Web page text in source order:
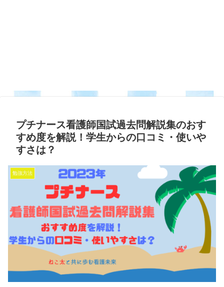
プチナース看護師国試過去問解説集のおす
すめ度を解説！学生からの口コミ・使いや
すさは？
勉強方法